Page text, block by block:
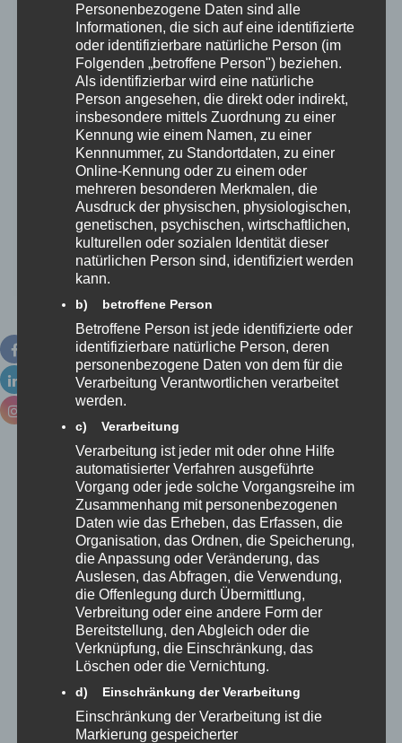
7: Zeitschrift Rettungsdienst:
Präklinische
Reanimationsmaßnahmen:
Studie zum aktuellen
Umsetzungsstand von T-CPR in
den Leitstellen
Personenbezogene Daten sind alle
Informationen, die sich auf eine identifizierte
oder identifizierbare natürliche Person (im
Folgenden „betroffene Person") beziehen.
Als identifizierbar wird eine natürliche
Person angesehen, die direkt oder indirekt,
insbesondere mittels Zuordnung zu einer
Kennung wie einem Namen, zu einer
Kennnummer, zu Standortdaten, zu einer
Online-Kennung oder zu einem oder
mehreren besonderen Merkmalen, die
Ausdruck der physischen, physiologischen,
genetischen, psychischen, wirtschaftlichen,
kulturellen oder sozialen Identität dieser
natürlichen Person sind, identifiziert werden
kann.
b) betroffene Person
Betroffene Person ist jede identifizierte oder
identifizierbare natürliche Person, deren
personenbezogene Daten von dem für die
Verarbeitung Verantwortlichen verarbeitet
werden.
c) Verarbeitung
Verarbeitung ist jeder mit oder ohne Hilfe
automatisierter Verfahren ausgeführte
Vorgang oder jede solche Vorgangsreihe im
Zusammenhang mit personenbezogenen
Daten wie das Erheben, das Erfassen, die
Organisation, das Ordnen, die Speicherung,
die Anpassung oder Veränderung, das
Auslesen, das Abfragen, die Verwendung,
die Offenlegung durch Übermittlung,
Verbreitung oder eine andere Form der
Bereitstellung, den Abgleich oder die
Verknüpfung, die Einschränkung, das
Löschen oder die Vernichtung.
d) Einschränkung der Verarbeitung
Einschränkung der Verarbeitung ist die
Markierung gespeicherter